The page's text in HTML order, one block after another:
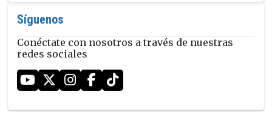
Síguenos
Conéctate con nosotros a través de nuestras
redes sociales